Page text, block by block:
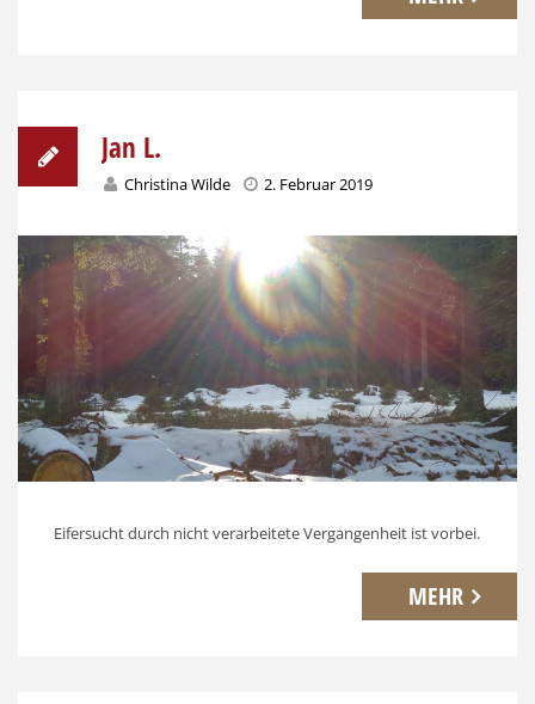
Jan L.
Christina Wilde 2. Februar 2019
Eifersucht durch nicht verarbeitete Vergangenheit ist vorbei.
MEHR